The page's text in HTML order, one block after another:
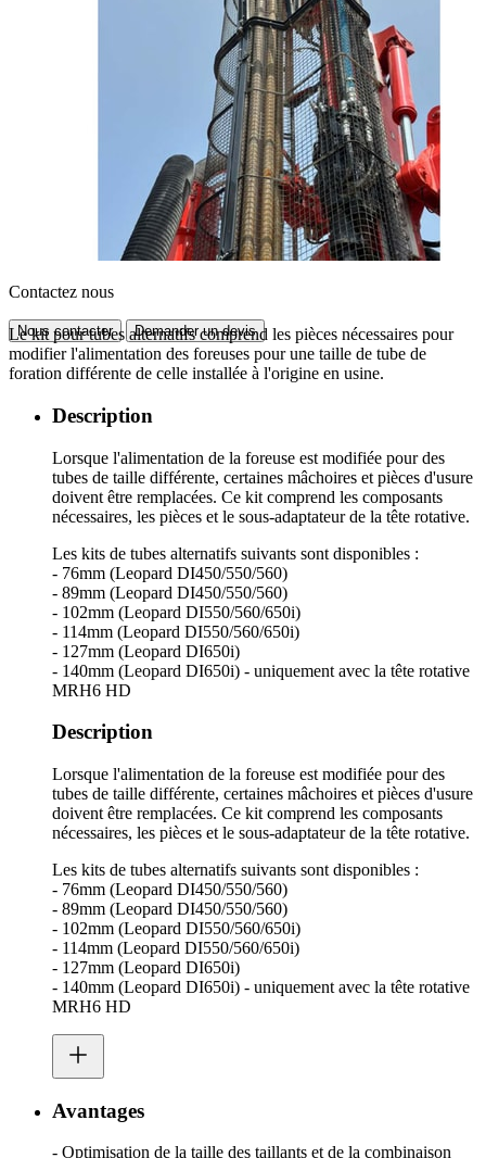
Contactez nous
Nous contacter Demander un devis
Le kit pour tubes alternatifs comprend les pièces nécessaires pour
modifier l'alimentation des foreuses pour une taille de tube de
foration différente de celle installée à l'origine en usine.
Description
Lorsque l'alimentation de la foreuse est modifiée pour des
tubes de taille différente, certaines mâchoires et pièces d'usure
doivent être remplacées. Ce kit comprend les composants
nécessaires, les pièces et le sous-adaptateur de la tête rotative.
Les kits de tubes alternatifs suivants sont disponibles :
- 76mm (Leopard DI450/550/560)
- 89mm (Leopard DI450/550/560)
- 102mm (Leopard DI550/560/650i)
- 114mm (Leopard DI550/560/650i)
- 127mm (Leopard DI650i)
- 140mm (Leopard DI650i) - uniquement avec la tête rotative
MRH6 HD
Description
Lorsque l'alimentation de la foreuse est modifiée pour des
tubes de taille différente, certaines mâchoires et pièces d'usure
doivent être remplacées. Ce kit comprend les composants
nécessaires, les pièces et le sous-adaptateur de la tête rotative.
Les kits de tubes alternatifs suivants sont disponibles :
- 76mm (Leopard DI450/550/560)
- 89mm (Leopard DI450/550/560)
- 102mm (Leopard DI550/560/650i)
- 114mm (Leopard DI550/560/650i)
- 127mm (Leopard DI650i)
- 140mm (Leopard DI650i) - uniquement avec la tête rotative
MRH6 HD
Avantages
- Optimisation de la taille des taillants et de la combinaison